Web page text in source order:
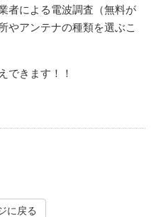
者による電波調査（無料が
やアンテナの種類を選ぶこ
できます！！
に戻る